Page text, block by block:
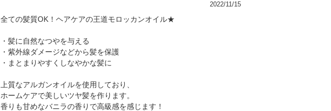
2022/11/15
全ての髪質OK！ヘアケアの王道モロッカンオイル★
・髪に自然なつやを与える
・紫外線ダメージなどから髪を保護
・まとまりやすくしなやかな髪に
上質なアルガンオイルを使用しており、
ホームケアで美しいツヤ髪を作ります。
香りも甘めなバニラの香りで高級感を感じます！